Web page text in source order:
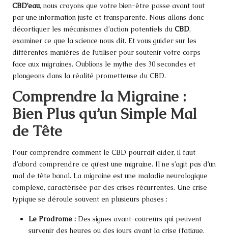
CBD’eau, nous croyons que votre bien-être passe avant tout
par une information juste et transparente. Nous allons donc
décortiquer les mécanismes d’action potentiels du CBD,
examiner ce que la science nous dit. Et vous guider sur les
différentes manières de l’utiliser pour soutenir votre corps
face aux migraines. Oublions le mythe des 30 secondes et
plongeons dans la réalité prometteuse du CBD.
Comprendre la Migraine :
Bien Plus qu’un Simple Mal
de Tête
Pour comprendre comment le CBD pourrait aider, il faut
d’abord comprendre ce qu’est une migraine. Il ne s’agit pas d’un
mal de tête banal. La migraine est une maladie neurologique
complexe, caractérisée par des crises récurrentes. Une crise
typique se déroule souvent en plusieurs phases :
Le Prodrome : Des signes avant-coureurs qui peuvent
survenir des heures ou des jours avant la crise (fatigue,